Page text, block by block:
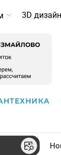
3D дизайн